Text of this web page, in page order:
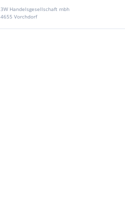
3W Handelsgesellschaft mbh
4655 Vorchdorf